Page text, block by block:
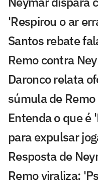
'Respirou o ar
Santos rebate
Remo contra
Daronco relata
súmula de
Entenda o que é
para expulsar
Resposta de
Remo viraliza: